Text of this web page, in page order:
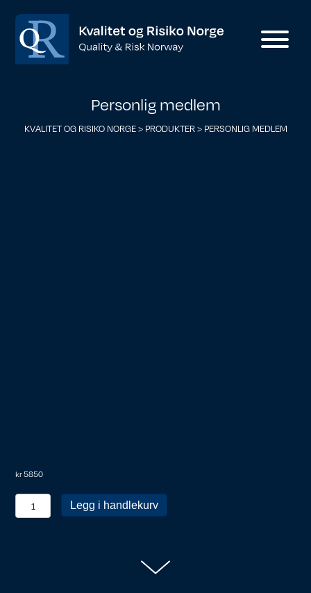
Personlig medlem
KVALITET OG RISIKO NORGE> PRODUKTER> PERSONLIG MEDLEM
kr5850
medlem
Legg i handlekurv